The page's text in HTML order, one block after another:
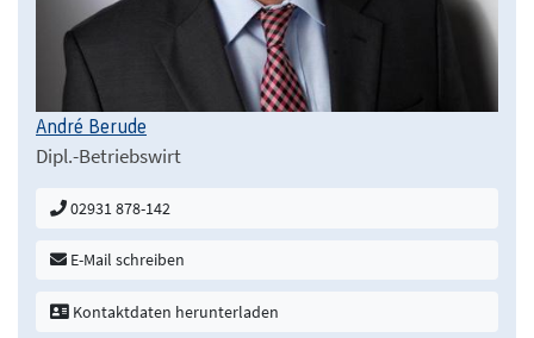
André Berude
Dipl.-Betriebswirt
02931 878-142
E-Mail schreiben
Kontaktdaten herunterladen